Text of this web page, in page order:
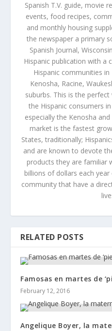
Spanish T.V. guide, movie
events, food recipes,
and monthly housing
the newspaper a primary
Spanish Journal,
Hispanic publication with a
Hispanic communities
Kenosha, Racine,
suburbs. This is the
the Hispanic consumers
especially the Kenosha
market is the fastest
States, traditionally;
and are known to devote
products they are familiar
billions of dollars each
community that have a
RELATED POSTS
Famosas en martes de
February 12, 2016
Angelique Boyer, la